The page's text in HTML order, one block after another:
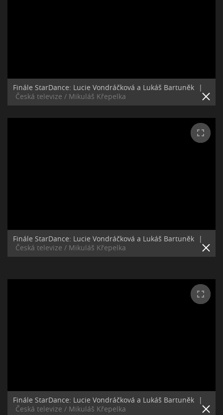
Finále StarDance: Lucie Vondráčková a Lukáš Bartuněk
|
Česká televize / Mikuláš Křepelka
Finále StarDance: Lucie Vondráčková a Lukáš Bartuněk
|
Česká televize / Mikuláš Křepelka
Finále StarDance: Lucie Vondráčková a Lukáš Bartuněk
|
Česká televize / Mikuláš Křepelka